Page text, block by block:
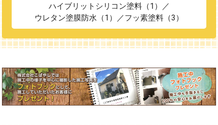
ハイブリットシリコン塗料（1）
ウレタン塗膜防水（1）
フッ素塗料（3）